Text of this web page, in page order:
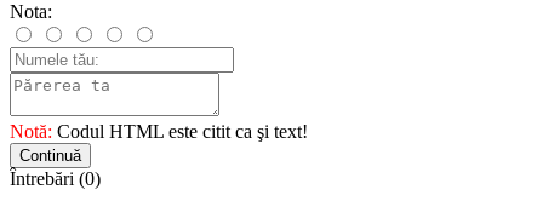
Nota:
Notă: Codul HTML este citit ca şi text!
Continuă
Întrebări (0)